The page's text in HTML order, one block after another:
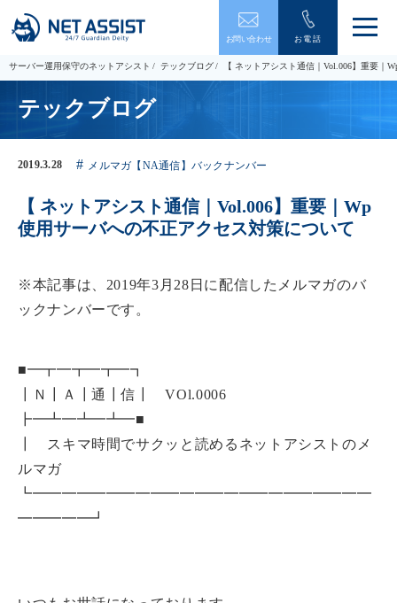
お問い合わせ お電話
メ
ュ
ー
サーバー運用保守のネットアシスト テックブログ 【 ネットアシスト通信｜Vol.006】重要｜
テックブログ
2019.3.28 メルマガ【NA通信】バックナンバー
【 ネットアシスト通信｜Vol.006】重要｜Wp
使用サーバへの不正アクセス対策について
※本記事は、2019年3月28日に配信したメルマガのバ
ックナンバーです。
■━┳━┳━┳━┓
┃Ｎ┃Ａ┃通┃信┃ VOl.0006
┣━┻━┻━┻━■
┃ スキマ時間でサクッと読めるネットアシストのメ
ルマガ
┗━━━━━━━━━━━━━━━━━━━━━━━
━━━━━┛